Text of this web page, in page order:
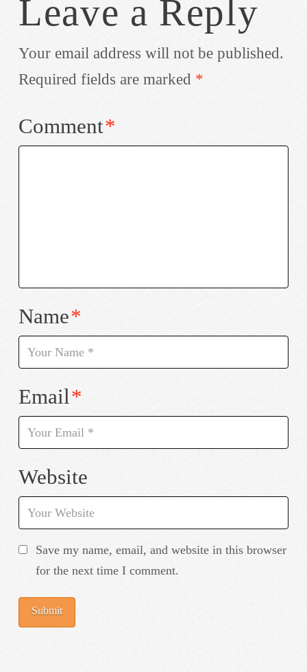
Leave a Reply
Your email address will not be published.
Required fields are marked *
Comment*
Name*
Email*
Website
Save my name, email, and website in this browser
for the next time I comment.